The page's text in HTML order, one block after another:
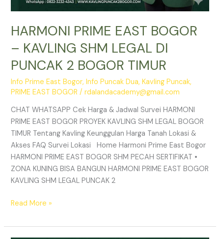
HARMONI PRIME EAST BOGOR
– KAVLING SHM LEGAL DI
PUNCAK 2 BOGOR TIMUR
Info Prime East Bogor,Info Puncak Dua,Kavling Puncak,
PRIME EAST BOGOR /rdalandacademy@gmail.com
CHAT WHATSAPP Cek Harga & Jadwal Survei HARMONI
PRIME EAST BOGOR PROYEK KAVLING SHM LEGAL BOGOR
TIMUR Tentang Kavling Keunggulan Harga Tanah Lokasi &
Akses FAQ Survei Lokasi Home Harmoni Prime East Bogor
HARMONI PRIME EAST BOGOR SHM PECAH SERTIFIKAT •
ZONA KUNING BISA BANGUN HARMONI PRIME EAST BOGOR
KAVLING SHM LEGAL PUNCAK 2
Read More »